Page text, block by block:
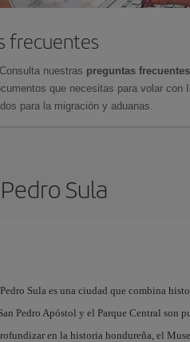
frecuentes
nuestras preguntas
que necesitas para volar con
para la migración y aduanas.
Sula
Sula es una ciudad que combina
Pedro Apóstol y el Parque Central son
en la historia hondureña, el